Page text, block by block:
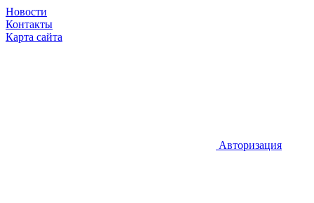
Новости
Контакты
Карта сайта
Авторизация